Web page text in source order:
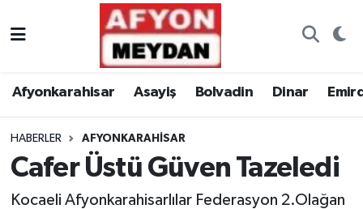
Afyonkarahisar Asayiş Bolvadin Dinar
HABERLER AFYONKARAHISAR
Cafer Üstü Güven Tazeledi
Kocaeli Afyonkarahisarlılar Federasyon 2.Olağan
Nöbetçi Eczaneler
Trafik Durumu